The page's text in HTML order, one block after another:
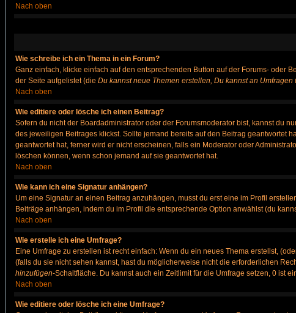
Nach oben
Wie schreibe ich ein Thema in ein Forum?
Ganz einfach, klicke einfach auf den entsprechenden Button auf der Forums- oder
der Seite aufgelistet (die Du kannst neue Themen erstellen, Du kannst an Umfragen
Nach oben
Wie editiere oder lösche ich einen Beitrag?
Sofern du nicht der Boardadministrator oder der Forumsmoderator bist, kannst du
des jeweiligen Beitrages klickst. Sollte jemand bereits auf den Beitrag geantwortet
geantwortet hat, ferner wird er nicht erscheinen, falls ein Moderator oder
löschen können, wenn schon jemand auf sie geantwortet hat.
Nach oben
Wie kann ich eine Signatur anhängen?
Um eine Signatur an einen Beitrag anzuhängen, musst du erst eine im Profil
Beiträge anhängen, indem du im Profil die entsprechende Option anwählst (du
Nach oben
Wie erstelle ich eine Umfrage?
Eine Umfrage zu erstellen ist recht einfach: Wenn du ein neues Thema erstellst,
(falls du sie nicht sehen kannst, hast du möglicherweise nicht die erforderlichen
hinzufügen-Schaltfläche. Du kannst auch ein Zeitlimit für die Umfrage setzen, 0 ist
Nach oben
Wie editiere oder lösche ich eine Umfrage?